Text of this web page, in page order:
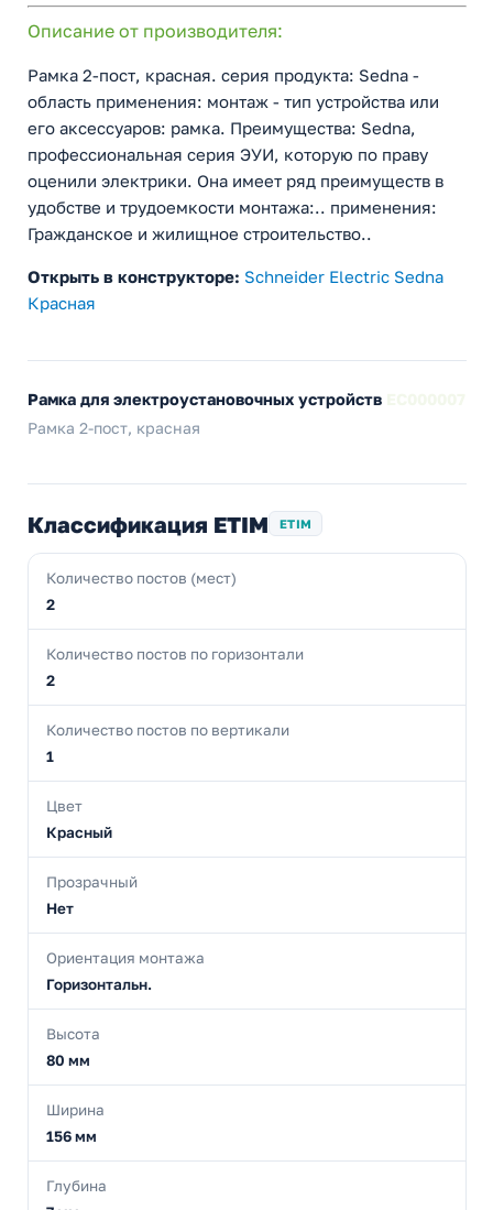
Описание от производителя:
Рамка 2-пост, красная. серия продукта: Sedna -
область применения: монтаж - тип устройства или
его аксессуаров: рамка. Преимущества: Sedna,
профессиональная серия ЭУИ, которую по праву
оценили электрики. Она имеет ряд преимуществ в
удобстве и трудоемкости монтажа:.. применения:
Гражданское и жилищное строительство..
Открыть в конструкторе: Schneider Electric Sedna
Красная
Рамка для электроустановочных устройств
Рамка 2-пост, красная
Классификация ETIM ETIM
Количество постов (мест)
2
Количество постов по горизонтали
2
Количество постов по вертикали
1
Цвет
Красный
Прозрачный
Нет
Ориентация монтажа
Горизонтальн.
Высота
80 мм
Ширина
156 мм
Глубина